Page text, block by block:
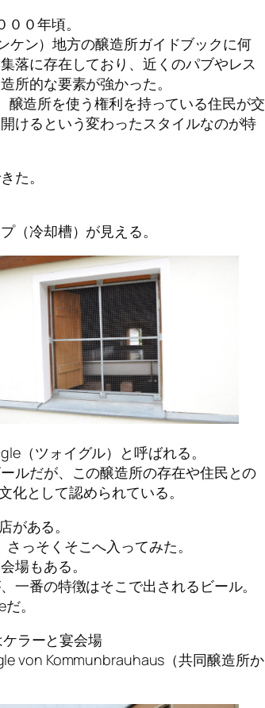
０年頃。
ケン）地方の醸造所ガイドブックに何
落に存在しており、近くのパブやレス
所的な要素が強かった。
造所を使う権利を持っている住民が交
けるという変わったスタイルなのが特
た。
（冷却槽）が見える。
（ツォイグル）と呼ばれる。
ルだが、この醸造所の存在や住民との
として認められている。
がある。
っそくそこへ入ってみた。
場もある。
一番の特徴はそこで出されるビール。
。
ラーと宴会場
von Kommunbrauhaus（共同醸造所か